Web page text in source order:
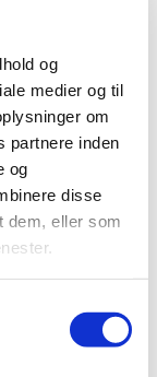
og
medier og til
om
partnere inden
og
disse
dem, eller som
attakker på
en
i forhold til en
af
med
der
tilfælde der